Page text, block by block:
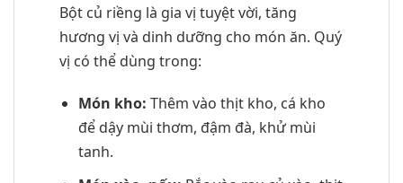
Bột củ riềng là gia vị tuyệt vời, tăng
hương vị và dinh dưỡng cho món ăn. Quý
vị có thể dùng trong:
Món kho: Thêm vào thịt kho, cá kho
để dậy mùi thơm, đậm đà, khử mùi
tanh.